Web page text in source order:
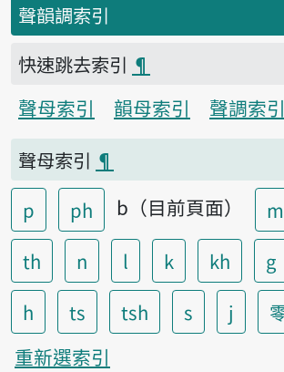
聲韻調索引
快速跳去索引 ¶
聲母索引
韻母索引
聲調索引
聲母索引 ¶
p
ph b（目前頁面） m
th
n l k kh g
h
ts tsh s j
重新選索引